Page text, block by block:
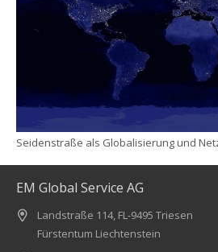
Seidenstraße als Globalisierung und
EM Global Service AG
Landstraße 114, FL-9495 Triesen
Fürstentum Liechtenstein